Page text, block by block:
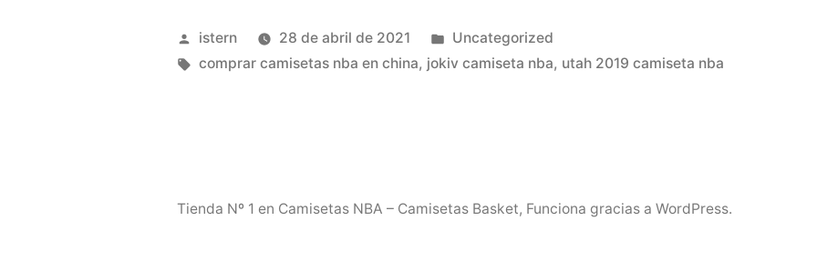
store
barcelona
Publicado
por
istern 28 de abril de 2021
Publicado
en
Uncategorized
Etiquetas:
comprar camisetas nba en china, jokiv camiseta nba, utah 2019 camiseta nba
Tienda Nº 1 en Camisetas NBA – Camisetas Basket, Funciona gracias a WordPress.